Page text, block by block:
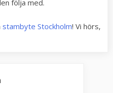
följa med.
stambyte Stockholm! Vi hörs,